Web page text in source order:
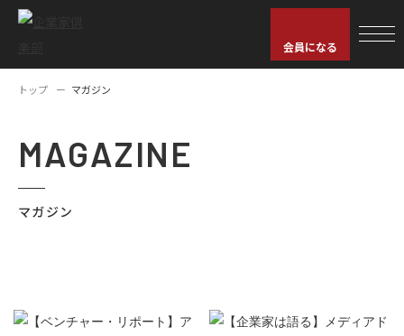
会員になる
トップ マガジン
MAGAZINE
マガジン